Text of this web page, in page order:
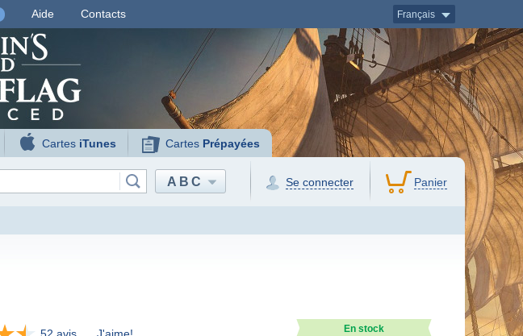
Aide Contacts Français
Cartes iTunes Cartes Prépayées
ABC Se connecter Panier
52 avis En stock